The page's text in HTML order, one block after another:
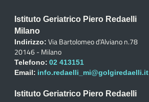
Istituto Geriatrico Piero Redaelli
Milano
Indirizzo: Via Bartolomeo d'Alviano n.78
20146 - Milano
Telefono: 02 413151
Email: info.redaelli_mi@golgiredaelli.it
Istituto Geriatrico Piero Redaelli